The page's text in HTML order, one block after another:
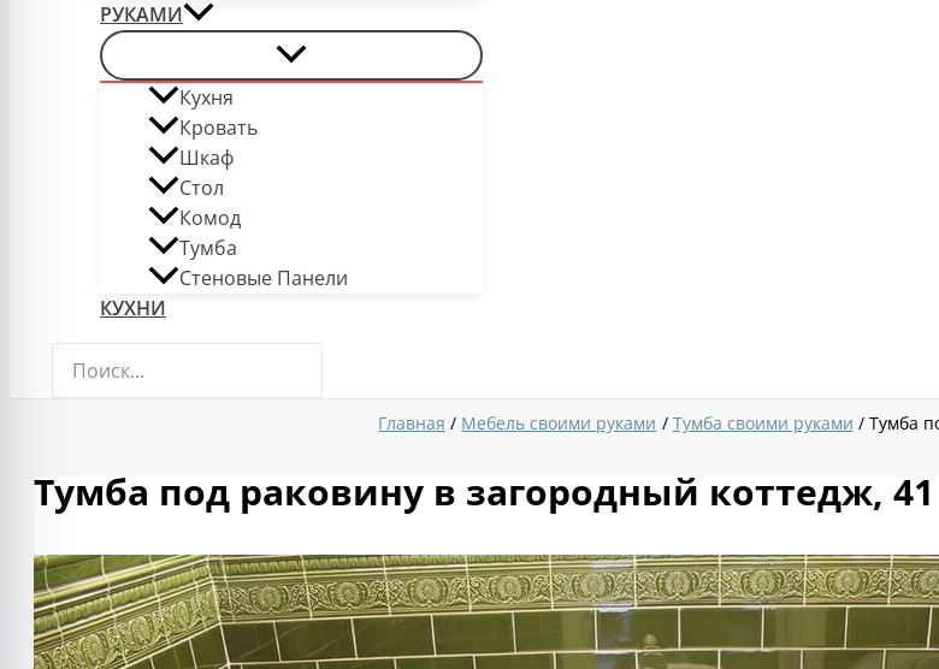
РУКАМИ
Кухня
Кровать
Шкаф
Стол
Комод
Тумба
Стеновые Панели
КУХНИ
Главная Мебель своими руками Тумба своими руками Тумба
Тумба под раковину в загородный коттедж,